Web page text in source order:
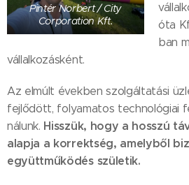
Pintér Norbert / City
Corporation Kft.
óta
ban
vállalkozásként.
Az elmúlt években szolgáltatási
fejlődött, folyamatos technológiai
nálunk. Hisszük, hogy a hosszú
alapja a korrektség, amelyből
együttműködés születik.